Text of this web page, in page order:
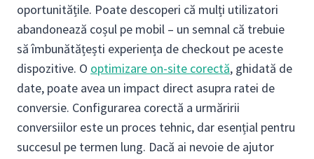
oportunitățile. Poate descoperi că mulți utilizatori
abandonează coșul pe mobil – un semnal că trebuie
să îmbunătățești experiența de checkout pe aceste
dispozitive. O optimizare on-site corectă, ghidată de
date, poate avea un impact direct asupra ratei de
conversie. Configurarea corectă a urmăririi
conversiilor este un proces tehnic, dar esențial pentru
succesul pe termen lung. Dacă ai nevoie de ajutor